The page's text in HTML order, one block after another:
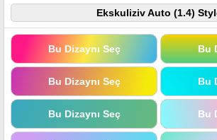
Ekskuliziv Auto (1.4)
Bu Dizaynı Seç Bu
Bu Dizaynı Seç Bu
Bu Dizaynı Seç Bu